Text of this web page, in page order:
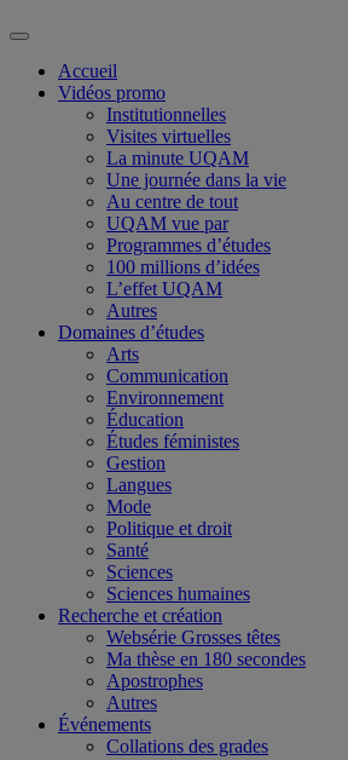
Accueil
Vidéos promo
Institutionnelles
Visites virtuelles
La minute UQAM
Une journée dans la vie
Au centre de tout
UQAM vue par
Programmes d’études
100 millions d’idées
L’effet UQAM
Autres
Domaines d’études
Arts
Communication
Environnement
Éducation
Études féministes
Gestion
Langues
Mode
Politique et droit
Santé
Sciences
Sciences humaines
Recherche et création
Websérie Grosses têtes
Ma thèse en 180 secondes
Apostrophes
Autres
Événements
Collations des grades